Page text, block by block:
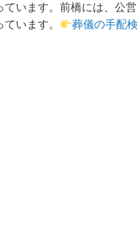
います。前橋には、公営
います。
葬儀の手配検